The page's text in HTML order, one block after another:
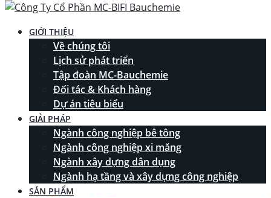
GIỚI THIỆU
Về chúng tôi
Lịch sử phát triển
Tập đoàn MC-Bauchemie
Đối tác & Khách hàng
Dự án tiêu biểu
GIẢI PHÁP
Ngành công nghiệp bê tông
Ngành công nghiệp xi măng
Ngành xây dựng dân dụng
Ngành hạ tầng và xây dựng công nghiệp
SẢN PHẨM